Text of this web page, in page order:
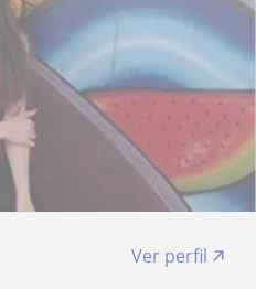
Ver perfil